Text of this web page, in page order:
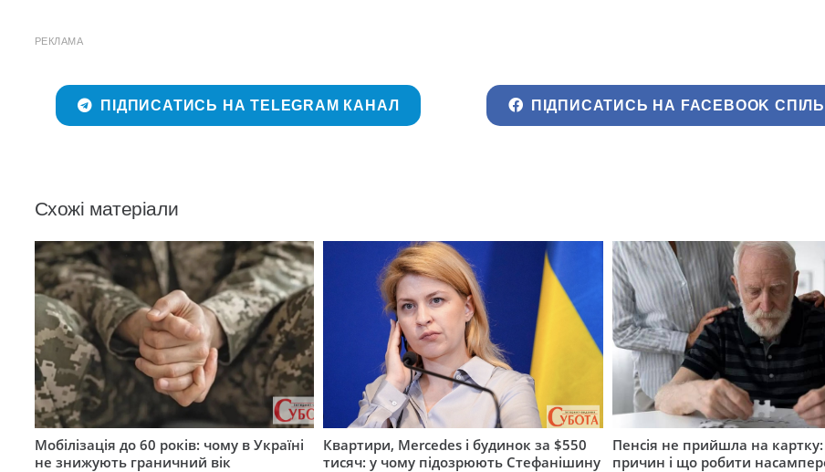
РЕКЛАМА
ПІДПИСАТИСЬ НА TELEGRAM КАНАЛ ПІДПИСАТИСЬ НА FACEBOOK
Схожі матеріали
Мобілізація до 60 років: чому в Україні
не знижують граничний вік
Квартири, Mercedes і будинок за $550
тисяч: у чому підозрюють Стефанішину
Пенсія не прийшла на картку:
причин і що робити